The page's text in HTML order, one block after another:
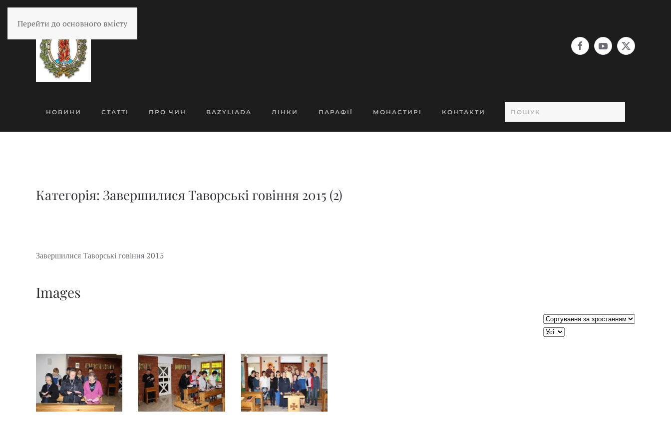
Перейти до основного вмісту
НОВИНИ СТАТТІ ПРО ЧИН BAZYLIADA ЛІНКИ ПАРАФІЇ МОНАСТИРІ КОНТАКТИ
Категорія: Завершилися Таворські говіння 2015 (2)
Завершилися Таворські говіння 2015
Images
Сортувати таблицю за:
JSEARCH_FILTER_LIMIT